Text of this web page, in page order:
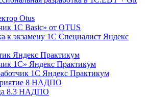
Otus
1С Basic» от OTUS
к экзамену 1С Специалист Яндекс
Яндекс Практикум
1С» Яндекс Практикум
1С Яндекс Практикум
8 НАДПО
8.3 НАДПО